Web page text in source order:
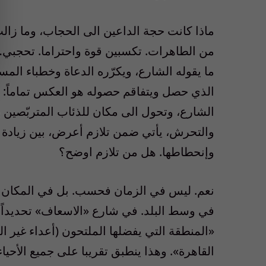
ماذا كانت حجة الداعين الى الحجاب،
من الطاهرات. تكسبين قوة واحتراما.
ما يقوله الشارع، ويكرّره الدعاة وخطباء
الذي حصل ويتفاقم حصوله هو العكس تماماً:
الشارع، وتحول الى مكان للذئاب
والتحرش، يأتي ضمن تلازم أعرض، بين زيادة
وإنحطاطها. هل من تلازم اوضح؟
نعم. ليس في الزمان فحسب. بل في المكان
«المنطقة التي يفضلها الملتحون (أعداء
القاهرة». وهذا ينطبق تقريبا على جميع